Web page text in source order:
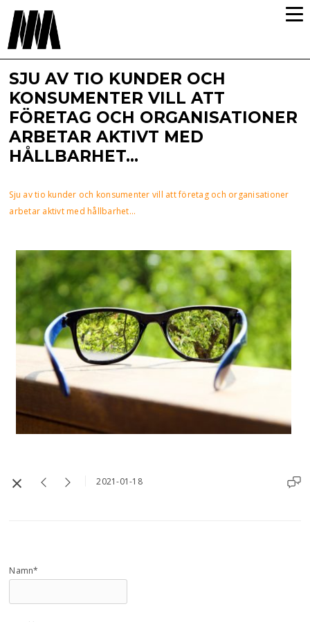
SJU AV TIO KUNDER OCH
KONSUMENTER VILL ATT
FÖRETAG OCH ORGANISATIONER
ARBETAR AKTIVT MED
HÅLLBARHET...
Sju av tio kunder och konsumenter vill att företag och organisationer
arbetar aktivt med hållbarhet...
2021-01-18
Namn*